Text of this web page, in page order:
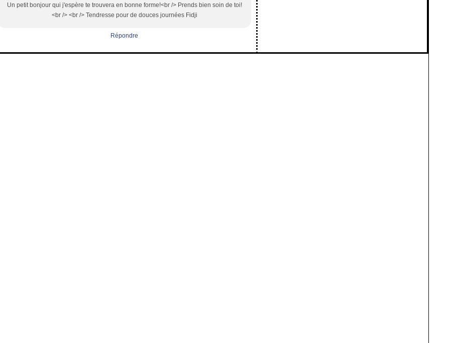
Un petit bonjour qui j'espère te trouvera en bonne forme!<br /> Prends bien soin de toi!
<br /> <br /> Tendresse pour de douces journées Fidji
Répondre